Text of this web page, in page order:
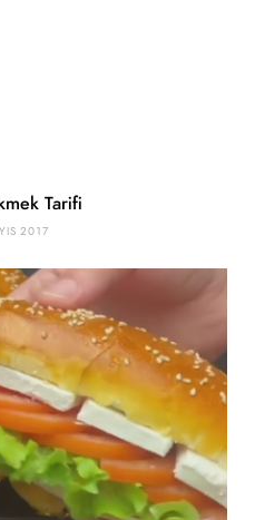
Tarifi
2017